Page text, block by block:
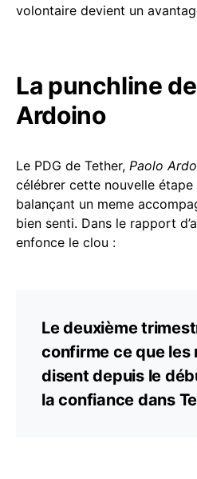
volontaire devient un
La punchline
Ardoino
Le PDG de Tether, Paolo
célébrer cette nouvelle
balançant un meme
bien senti. Dans le rapport
enfonce le clou :
Le deuxième
confirme ce que les
disent depuis le
la confiance dans